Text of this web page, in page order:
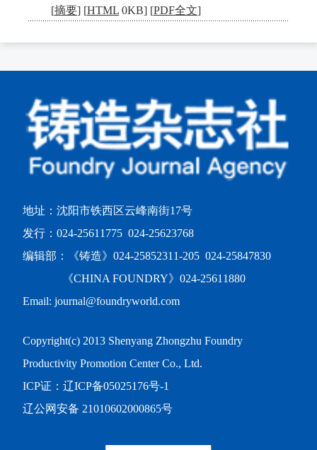
[摘要] [HTML 0KB] [PDF全文]
地址：沈阳市铁西区云峰南街17号
发行：024-25611775 024-25623768
编辑部：《铸造》024-25852311-205 024-25847830
《CHINA FOUNDRY》024-25611880
Email: journal@foundryworld.com
Copyright(c) 2013 Shenyang Zhongzhu Foundry
Productivity Promotion Center Co., Ltd.
ICP证： 辽ICP备05025176号-1
辽公网安备 21010602000865号